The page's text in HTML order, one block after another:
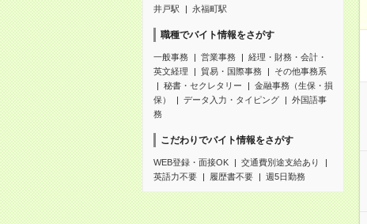
井戸駅
永福町駅
職種でバイト情報をさがす
一般事務 営業事務
経理・財務・会計・
英文経理
貿易・国際事務
その他事務系
秘書・セクレタリー
金融事務（生保・損
保）
データ入力・タイピング
外国語事
務
こだわりでバイト情報をさがす
WEB登録・面接OK
交通費別途支給あり
英語力不要
履歴書不要 週5日勤務